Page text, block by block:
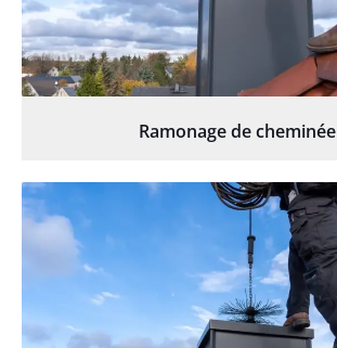
Ramonage de cheminée